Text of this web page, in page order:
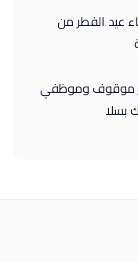
عيد الفطر من
موقوف وموظفي
بسلا